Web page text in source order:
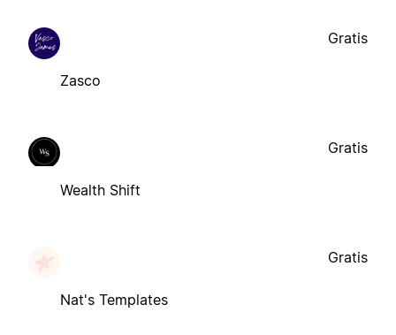
Zasco
Gratis
Wealth Shift
Gratis
Nat's Templates
Gratis